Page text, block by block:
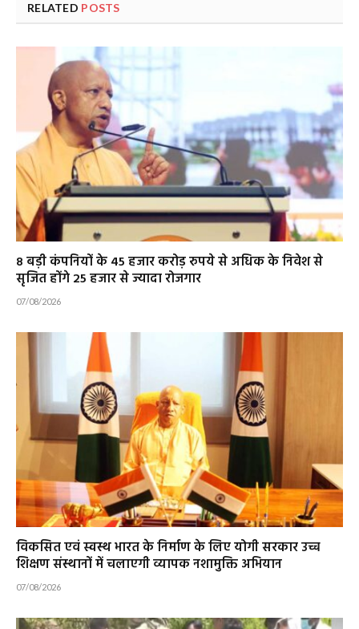
RELATED POSTS
8 बड़ी कंपनियों के 45 हजार करोड़ रुपये से अधिक के निवेश से
सृजित होंगे 25 हजार से ज्यादा रोजगार
07/08/2026
विकसित एवं स्वस्थ भारत के निर्माण के लिए योगी सरकार उच्च
शिक्षण संस्थानों में चलाएगी व्यापक नशामुक्ति अभियान
07/08/2026